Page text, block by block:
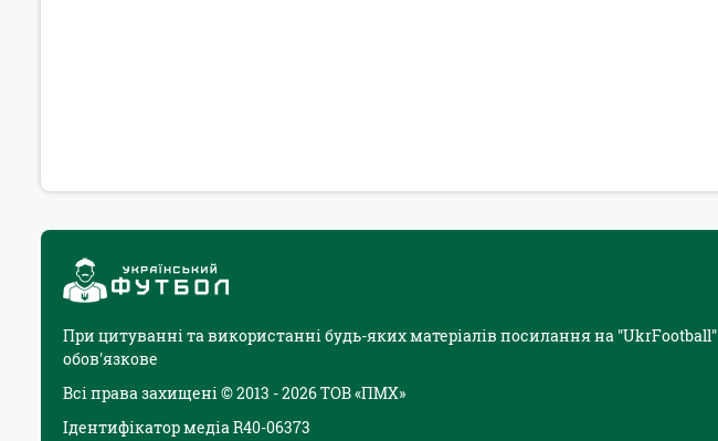
При цитуванні та використанні будь-яких матеріалів посилання на "UkrFootball"
обов'язкове
Всі права захищені © 2013 - 2026 ТОВ «ПМХ»
Ідентифікатор медіа R40-06373